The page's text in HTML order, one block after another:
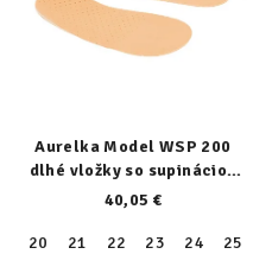
Aurelka Model WSP 200
dlhé vložky so supináciou
päty
40,05 €
20 21 22 23 24 25